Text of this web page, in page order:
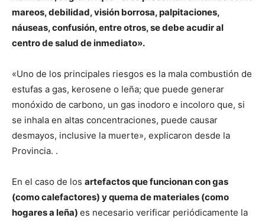
mareos, debilidad, visión borrosa, palpitaciones,
náuseas, confusión, entre otros, se debe acudir al
centro de salud de inmediato».
«Uno de los principales riesgos es la mala combustión de
estufas a gas, kerosene o leña; que puede generar
monóxido de carbono, un gas inodoro e incoloro que, si
se inhala en altas concentraciones, puede causar
desmayos, inclusive la muerte», explicaron desde la
Provincia. .
En el caso de los artefactos que funcionan con gas
(como calefactores) y quema de materiales (como
hogares a leña) es necesario verificar periódicamente la